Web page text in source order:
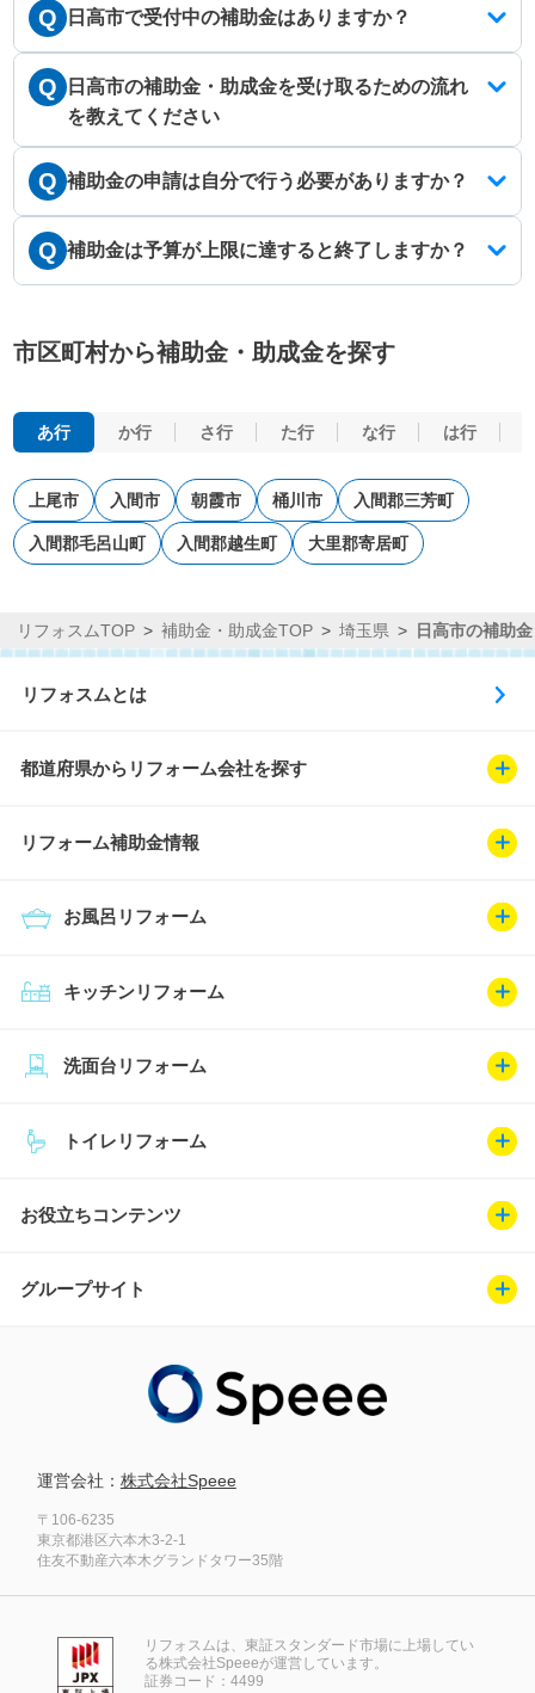
Q 日高市で受付中の補助金はありますか？
Q
日高市の補助金・助成金を受け取るための流れ
を教えてください
Q 補助金の申請は自分で行う必要がありますか？
Q 補助金は予算が上限に達すると終了しますか？
市区町村から補助金・助成金を探す
あ行 か行 さ行 た行 な行 は行
上尾市 入間市 朝霞市 桶川市 入間郡三芳町
入間郡毛呂山町 入間郡越生町 大里郡寄居町
リフォスムTOP 補助金・助成金TOP 埼玉県 日高市の補助
リフォスムとは
都道府県からリフォーム会社を探す
リフォーム補助金情報
キッチンリフォーム
お風呂リフォーム
トイレリフォーム
洗面台リフォーム
お役立ちコンテンツ
グループサイト
運営会社： 株式会社Speee
〒106-6235
東京都港区六本木3-2-1
住友不動産六本木グランドタワー35階
リフォスムは、東証スタンダード市場に上場してい
る株式会社Speeeが運営しています。
証券コード：4499